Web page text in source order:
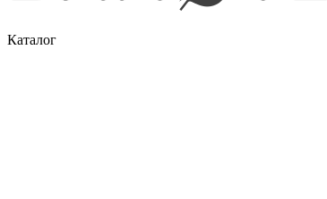
Каталог